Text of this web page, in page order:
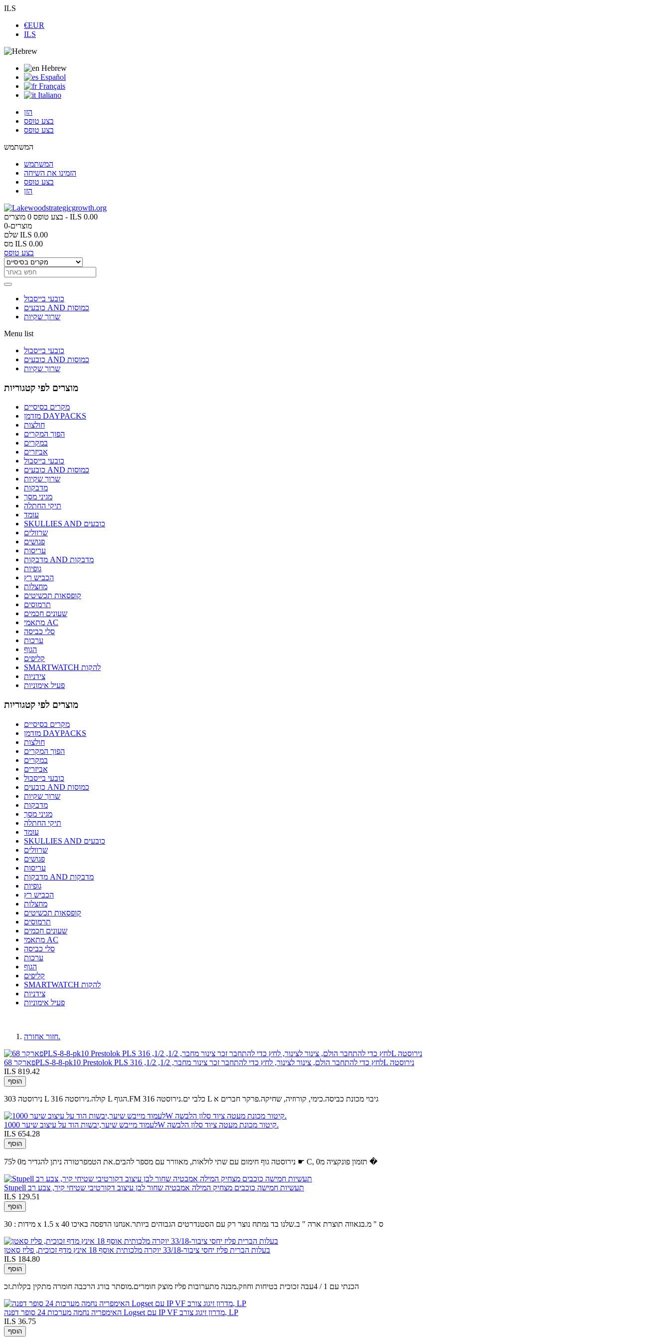
ILS
€EUR
ILS
Hebrew
Español
Français
Italiano
הזן
בצע טופס
בצע טופס
המשתמש
המשתמש
הזמינו את השיחה
בצע טופס
הזן
בצע טופס 0 מוצרים - ILS 0.00
0-מוצרים
שלם ILS 0.00
מס ILS 0.00
בצע טופס
כובעי בייסבול
כובעים AND כמוסות
שרוך שקיות
Menu list
כובעי בייסבול
כובעים AND כמוסות
שרוך שקיות
מוצרים לפי קטגוריות
מקרים בסיסיים
מזדמן DAYPACKS
חולצות
הפוך המקרים
במקרים
אביזרים
כובעי בייסבול
כובעים AND כמוסות
שרוך שקיות
מדבקות
מגיני מסך
תיקי החתלה
עומד
SKULLIES AND כובעים
שרוולים
פגושים
עריסות
מדבקות AND מדבקות
גופיות
הכביש רץ
מחצלות
קופסאות תכשיטים
תרמוסים
שעונים חכמים
מתאמי AC
סלי כביסה
ערכות
הגוף
קליפים
SMARTWATCH להקות
צידניות
פעיל אימוניות
מוצרים לפי קטגוריות
מקרים בסיסיים
מזדמן DAYPACKS
חולצות
הפוך המקרים
במקרים
אביזרים
כובעי בייסבול
כובעים AND כמוסות
שרוך שקיות
מדבקות
מגיני מסך
תיקי החתלה
עומד
SKULLIES AND כובעים
שרוולים
פגושים
עריסות
מדבקות AND מדבקות
גופיות
הכביש רץ
מחצלות
קופסאות תכשיטים
תרמוסים
שעונים חכמים
מתאמי AC
סלי כביסה
ערכות
הגוף
קליפים
SMARTWATCH להקות
צידניות
פעיל אימוניות
חזור אחורה.
פארקר 68PLS-8-8-pk10 Prestolok PLS לחץ כדי להתחבר הולם, צינור לצינור, לחץ כדי להתחבר זכר צינור מחבר, 1/2, 1/2, 316L נירוסטה
ILS 819.42
הוסף
נירוסטה 303 L קולה.נירוסטה 316 L הגוף.FM כלבי ים.נירוסטה 316 L גיבוי מכונת כביסה.כימי, קורוזיה, שחיקה.פרקר חברים א
לעמוד מייבש שיער,יבשות הוד על עיצוב שיער 1000W קיטור מכונת מעטה ציוד סלון הלבשה.
ILS 654.28
הוסף
נירוסטה גוף חימום עם שתי לולאות, מאוורר עם מספר להבים.את הטמפרטורה ניתן להגדיר מ0 ל75 ☛ C, תזמון פונקציה מ0 �
Stupell תעשיות חמישה כוכבים מצחיק המילה אמבטיה שחור לבן עיצוב דקורטיבי שטיחי קיר, צבע רב
ILS 129.51
הוסף
מידות : 30 x 1.5 x 40 ס " מ.בגאווה תוצרת ארה " ב.שלנו בד נמתח נוצר רק עם הסטנדרטים הגבוהים ביותר.אנחנו הדפסה באיכו
בעלות הברית פליז יחסי ציבור-33/18 יוקרה מלכותית אוסף 18 אינץ מדף זכוכית, פליז סאטן
ILS 184.80
הוסף
הכנתי עם 1 / 4עבה זכוכית בטיחות וחוזק.מבנה מתערובות פליז מוצק חומרים.מוסתר בורג הרכבה חומרה מתקין בקלות.זכ
האימפריה נחמה מערכות 24 סופר דפנה Logset עם IP VF מדרון זיגוג צורב, LP
ILS 36.75
הוסף